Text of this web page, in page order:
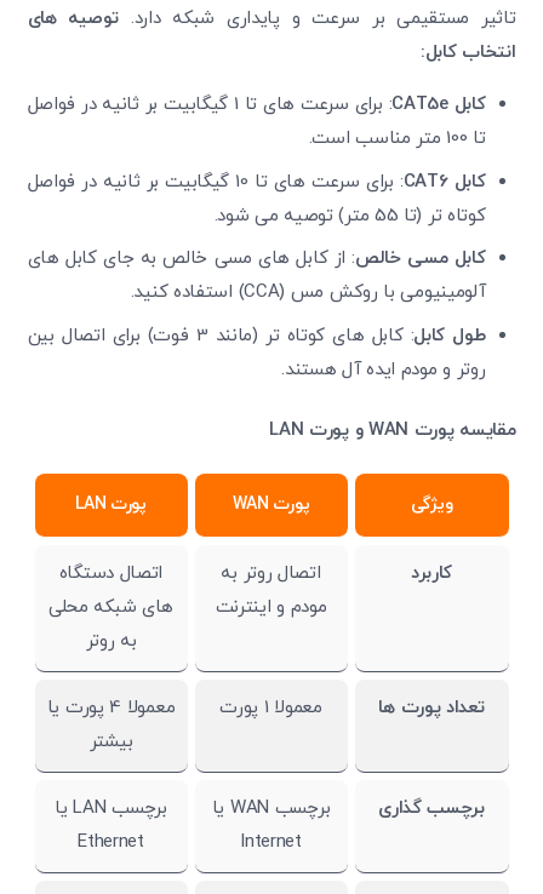
تاثیر مستقیمی بر سرعت و پایداری شبکه دارد.توصیه های
انتخاب کابل:
کابلCAT5e
: برای سرعت های تا 1 گیگابیت بر ثانیه در فواصل
تا 100 متر مناسب است.
کابلCAT6
: برای سرعت های تا 10 گیگابیت بر ثانیه در فواصل
کوتاه تر (تا 55 متر) توصیه می شود.
کابل مسی خالص: از کابل های مسی خالص به جای کابل های
آلومینیومی با روکش مس (CCA) استفاده کنید.
طول کابل
: کابل های کوتاه تر (مانند 3 فوت) برای اتصال بین
روتر و مودم ایده آل هستند.
مقایسه پورت WANو پورت LAN
ویژگی پورت WAN پورت LAN
کاربرد
اتصال روتر به
مودم و اینترنت
اتصال دستگاه
های شبکه محلی
به روتر
تعداد پورت ها معمولا 1 پورت
معمولا 4 پورت یا
بیشتر
برچسب گذاری
برچسب WAN یا
Internet
برچسب LAN یا
Ethernet
تایید کد
ویرایش شماره موبایل
متوجه شدم